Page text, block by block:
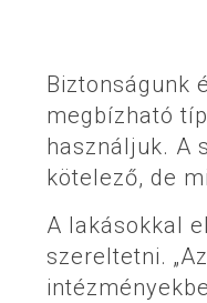
Biztonságunk
megbízható
használjuk. A
kötelező, de
A lakásokkal
szereltetni.